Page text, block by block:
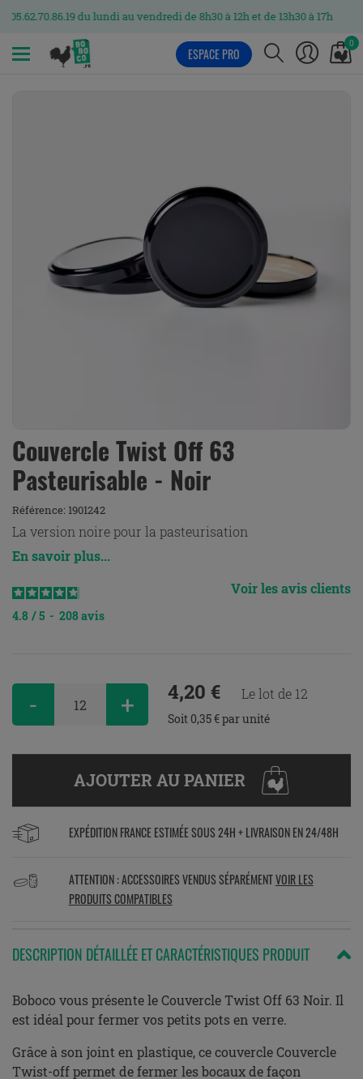
du lundi au vendredi de 8h30 à 12h et de 13h30 à 17h
0
ESPACE PRO
Couvercle Twist Off 63
Pasteurisable - Noir
Référence: 1901242
La version noire pour la pasteurisation
En savoir plus...
4.8 / 5 - 208 avis
Voir les avis clients
- + 4,20 € Le lot de 12
Soit 0,35 € par unité
AJOUTER AU PANIER
EXPÉDITION FRANCE ESTIMÉE SOUS 24H + LIVRAISON EN 24/48H
ATTENTION : ACCESSOIRES VENDUS SÉPARÉMENTVOIR LES
PRODUITS COMPATIBLES
DESCRIPTION DÉTAILLÉE ET CARACTÉRISTIQUES PRODUIT
Boboco vous présente le Couvercle Twist Off 63 Noir. Il
est idéal pour fermer vos petits pots en verre.
Grâce à son joint en plastique, ce couvercle Couvercle
Twist-off permet de fermer les bocaux de façon